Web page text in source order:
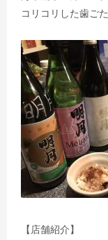
コリコリした歯ご
【店舗紹介】